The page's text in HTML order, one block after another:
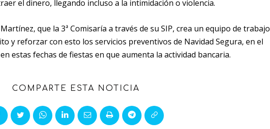
el dinero, llegando incluso a la intimidación o violencia.
que la 3ª Comisaría a través de su SIP, crea un equipo de trabajo
y reforzar con esto los servicios preventivos de Navidad Segura, en el
estas fechas de fiestas en que aumenta la actividad bancaria.
COMPARTE ESTA NOTICIA